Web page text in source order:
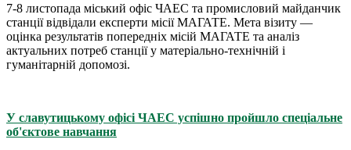
7-8 листопада міський офіс ЧАЕС та промисловий майданчик
станції відвідали експерти місії МАГАТЕ. Мета візиту —
оцінка результатів попередніх місій МАГАТЕ та аналіз
актуальних потреб станції у матеріально-технічній і
гуманітарній допомозі.
У славутицькому офісі ЧАЕС успішно пройшло спеціальне
об'єктове навчання